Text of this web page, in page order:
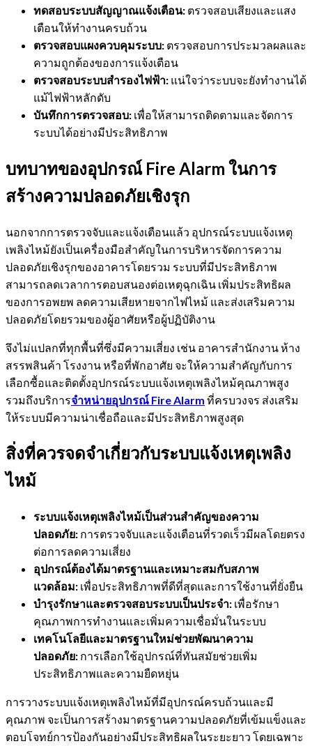
ทดสอบระบบสัญญาณแจ้งเตือน: ตรวจสอบเสียงและแสง
เตือนให้ทำงานครบถ้วน
ตรวจสอบแผงควบคุมระบบ: ตรวจสอบการประมวลผลและ
ความถูกต้องของการแจ้งเตือน
ตรวจสอบระบบสำรองไฟฟ้า: แน่ใจว่าระบบจะยังทำงานได้
แม้ไฟฟ้าหลักดับ
บันทึกการตรวจสอบ: เพื่อให้สามารถติดตามและจัดการ
ระบบได้อย่างมีประสิทธิภาพ
บทบาทของอุปกรณ์ Fire Alarm ในการ
สร้างความปลอดภัยเชิงรุก
นอกจากการตรวจจับและแจ้งเตือนแล้ว อุปกรณ์ระบบแจ้งเหตุ
เพลิงไหม้ยังเป็นเครื่องมือสำคัญในการบริหารจัดการความ
ปลอดภัยเชิงรุกของอาคารโดยรวม ระบบที่มีประสิทธิภาพ
สามารถลดเวลาการตอบสนองต่อเหตุฉุกเฉิน เพิ่มประสิทธิผล
ของการอพยพ ลดความเสียหายจากไฟไหม้ และส่งเสริมความ
ปลอดภัยโดยรวมของผู้อาศัยหรือผู้ปฏิบัติงาน
จึงไม่แปลกที่ทุกพื้นที่ซึ่งมีความเสี่ยง เช่น อาคารสำนักงาน ห้าง
สรรพสินค้า โรงงาน หรือที่พักอาศัย จะให้ความสำคัญกับการ
เลือกซื้อและติดตั้งอุปกรณ์ระบบแจ้งเหตุเพลิงไหม้คุณภาพสูง
รวมถึงบริการจำหน่ายอุปกรณ์ Fire Alarm ที่ครบวงจร ส่งเสริม
ให้ระบบมีความน่าเชื่อถือและมีประสิทธิภาพสูงสุด
สิ่งที่ควรจดจำเกี่ยวกับระบบแจ้งเหตุเพลิง
ไหม้
ระบบแจ้งเหตุเพลิงไหม้เป็นส่วนสำคัญของความ
ปลอดภัย: การตรวจจับและแจ้งเตือนที่รวดเร็วมีผลโดยตรง
ต่อการลดความเสี่ยง
อุปกรณ์ต้องได้มาตรฐานและเหมาะสมกับสภาพ
แวดล้อม: เพื่อประสิทธิภาพที่ดีที่สุดและการใช้งานที่ยั่งยืน
บำรุงรักษาและตรวจสอบระบบเป็นประจำ: เพื่อรักษา
คุณภาพการทำงานและเพิ่มความเชื่อมั่นในระบบ
เทคโนโลยีและมาตรฐานใหม่ช่วยพัฒนาความ
ปลอดภัย: การเลือกใช้อุปกรณ์ที่ทันสมัยช่วยเพิ่ม
ประสิทธิภาพและความยืดหยุ่น
การวางระบบแจ้งเหตุเพลิงไหม้ที่มีอุปกรณ์ครบถ้วนและมี
คุณภาพ จะเป็นการสร้างมาตรฐานความปลอดภัยที่เข้มแข็งและ
ตอบโจทย์การป้องกันอย่างมีประสิทธิผลในระยะยาว โดยเฉพาะ